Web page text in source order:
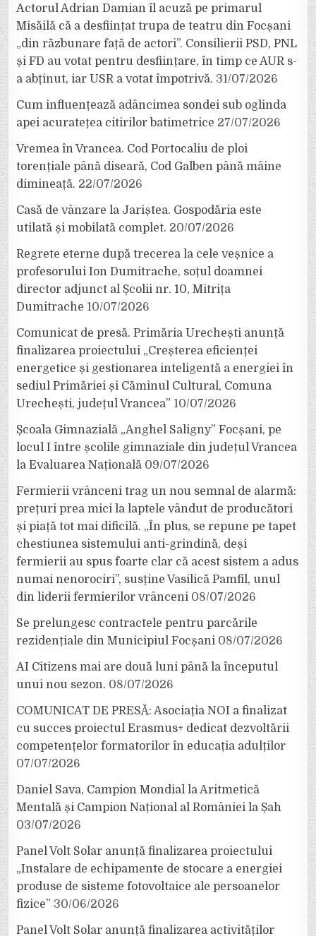
Actorul Adrian Damian îl acuză pe primarul
Misăilă că a desființat trupa de teatru din Focșani
„din răzbunare față de actori”. Consilierii PSD, PNL
și FD au votat pentru desființare, în timp ce AUR s-
a abținut, iar USR a votat împotrivă. 31/07/2026
Cum influențează adâncimea sondei sub oglinda
apei acuratețea citirilor batimetrice 27/07/2026
Vremea în Vrancea. Cod Portocaliu de ploi
torențiale până diseară, Cod Galben până mâine
dimineață. 22/07/2026
Casă de vânzare la Jariștea. Gospodăria este
utilată și mobilată complet. 20/07/2026
Regrete eterne după trecerea la cele veșnice a
profesorului Ion Dumitrache, soțul doamnei
director adjunct al Școlii nr. 10, Mitrița
Dumitrache 10/07/2026
Comunicat de presă. Primăria Urechești anunță
finalizarea proiectului „Creșterea eficienței
energetice și gestionarea inteligentă a energiei în
sediul Primăriei și Căminul Cultural, Comuna
Urechești, județul Vrancea” 10/07/2026
Școala Gimnazială „Anghel Saligny” Focșani, pe
locul I între școlile gimnaziale din județul Vrancea
la Evaluarea Națională 09/07/2026
Fermierii vrânceni trag un nou semnal de alarmă:
prețuri prea mici la laptele vândut de producători
și piață tot mai dificilă. „În plus, se repune pe tapet
chestiunea sistemului anti-grindină, deși
fermierii au spus foarte clar că acest sistem a adus
numai nenorociri”, susține Vasilică Pamfil, unul
din liderii fermierilor vrânceni 08/07/2026
Se prelungesc contractele pentru parcările
rezidențiale din Municipiul Focșani 08/07/2026
AI Citizens mai are două luni până la începutul
unui nou sezon. 08/07/2026
COMUNICAT DE PRESĂ: Asociația NOI a finalizat
cu succes proiectul Erasmus+ dedicat dezvoltării
competențelor formatorilor în educația adulților
07/07/2026
Daniel Sava, Campion Mondial la Aritmetică
Mentală și Campion Național al României la Șah
03/07/2026
Panel Volt Solar anunță finalizarea proiectului
„Instalare de echipamente de stocare a energiei
produse de sisteme fotovoltaice ale persoanelor
fizice” 30/06/2026
Panel Volt Solar anunță finalizarea activităților